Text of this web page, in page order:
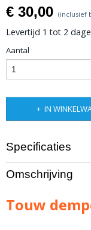
€ 30,00 (inclusief
Levertijd 1 tot 2
Aantal
IN
Specificaties
Bruto gewicht
2,00 Kg
Omschrijving
Touw